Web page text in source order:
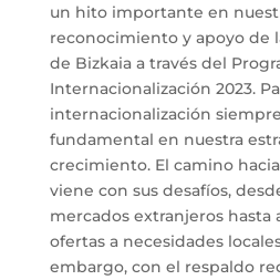
un hito importante en
reconocimiento y apoyo de
de Bizkaia a través del
Internacionalización 2023.
internacionalización
fundamental en nuestra
crecimiento. El camino
viene con sus desafíos,
mercados extranjeros hasta
ofertas a necesidades
embargo, con el respaldo